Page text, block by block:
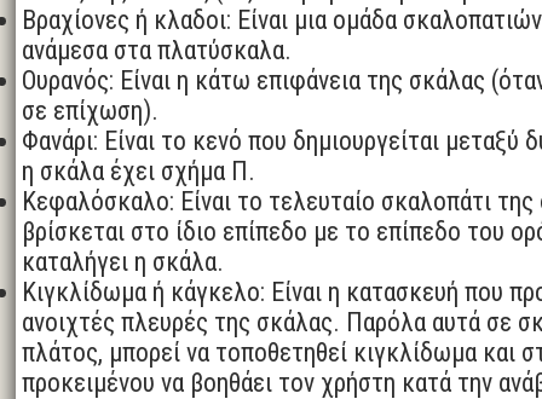
Βραχίονες ή κλαδοι: Είναι μια ομάδα
ανάμεσα στα πλατύσκαλα.
Ουρανός: Είναι η κάτω επιφάνεια της σκάλας
σε επίχωση).
Φανάρι: Είναι το κενό που δημιουργείται μεταξύ
η σκάλα έχει σχήμα Π.
Κεφαλόσκαλο: Είναι το τελευταίο σκαλοπάτι της
βρίσκεται στο ίδιο επίπεδο με το επίπεδο του
καταλήγει η σκάλα.
Κιγκλίδωμα ή κάγκελο: Είναι η κατασκευή που
ανοιχτές πλευρές της σκάλας. Παρόλα αυτά σε
πλάτος, μπορεί να τοποθετηθεί κιγκλίδωμα και
προκειμένου να βοηθάει τον χρήστη κατά την